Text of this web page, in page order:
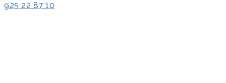
925 22 87 10